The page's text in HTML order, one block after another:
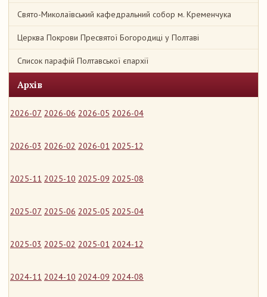
Свято-Миколаївський кафедральний собор м. Кременчука
Церква Покрови Пресвятої Богородиці у Полтаві
Список парафій Полтавської єпархії
Архів
2026-07 2026-06 2026-05 2026-04
2026-03 2026-02 2026-01 2025-12
2025-11 2025-10 2025-09 2025-08
2025-07 2025-06 2025-05 2025-04
2025-03 2025-02 2025-01 2024-12
2024-11 2024-10 2024-09 2024-08